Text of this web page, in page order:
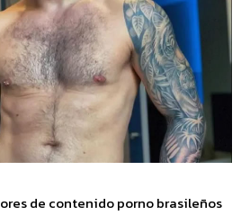
de contenido porno brasileños